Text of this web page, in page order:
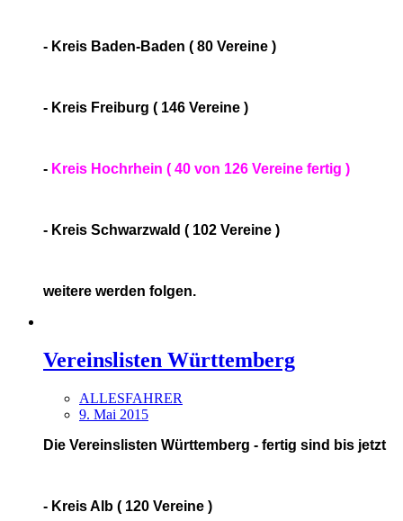
- Kreis Baden-Baden ( 80 Vereine )
- Kreis Freiburg ( 146 Vereine )
- Kreis Hochrhein ( 40 von 126 Vereine fertig )
- Kreis Schwarzwald ( 102 Vereine )
weitere werden folgen.
Vereinslisten Württemberg
ALLESFAHRER
9. Mai 2015
Die Vereinslisten Württemberg - fertig sind bis jetzt
- Kreis Alb ( 120 Vereine )